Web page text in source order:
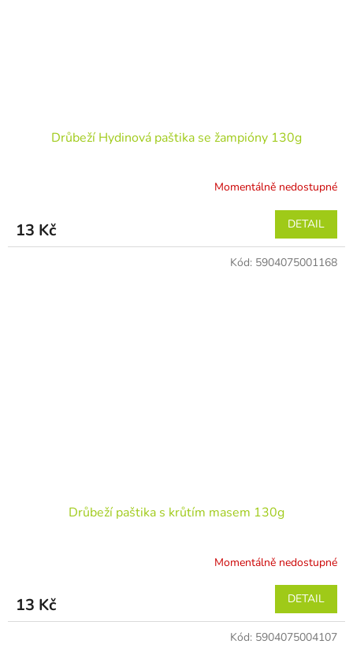
Drůbeží Hydinová paštika se žampióny 130g
Momentálně nedostupné
13 Kč DETAIL
Drůbeží paštika s krůtím masem 130g
Momentálně nedostupné
13 Kč DETAIL
Kód: 5904075001168
Kód: 5904075004107